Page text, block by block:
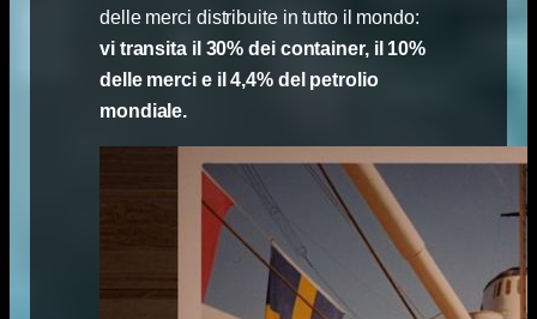
delle merci distribuite in tutto il mondo:
vi transita il 30% dei container, il 10%
delle merci e il 4,4% del petrolio
mondiale.